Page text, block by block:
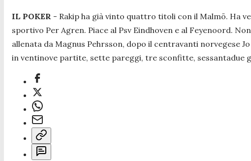
IL POKER - Rakip ha già vinto quattro titoli con il Malmö. Ha
sportivo Per Agren. Piace al Psv Eindhoven e al Feyenoord.
allenata da Magnus Pehrsson, dopo il centravanti norvegese
in ventinove partite, sette pareggi, tre sconfitte, sessantadue